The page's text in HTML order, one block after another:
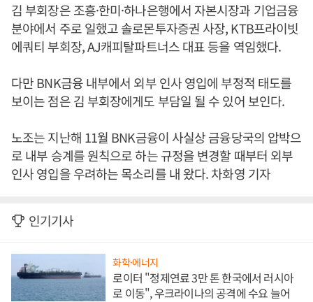
김 부회장은 조흥·한미·하나은행에서 자본시장과 기업금융
분야에서 주로 일했고 솔로몬투자증권 사장, KTB프라이빗
에쿼티 부회장, AJ캐피탈파트너스 대표 등을 역임했다.
다만 BNK금융 내부에서 외부 인사 영입에 부정적 태도를
보이는 점은 김 부회장에게도 부담일 될 수 있어 보인다.
노조는 지난해 11월 BNK금융이 사실상 금융당국의 압박으
로 내부 승계를 원칙으로 하는 규정을 변경할 때부터 외부
인사 영입을 우려하는 목소리를 내 왔다. 차화영 기자
인기기사
화학·에너지
로이터 "정제연료 3만 톤 한국에서 러시아
로 이동", 우크라이나의 공격에 수요 늘어